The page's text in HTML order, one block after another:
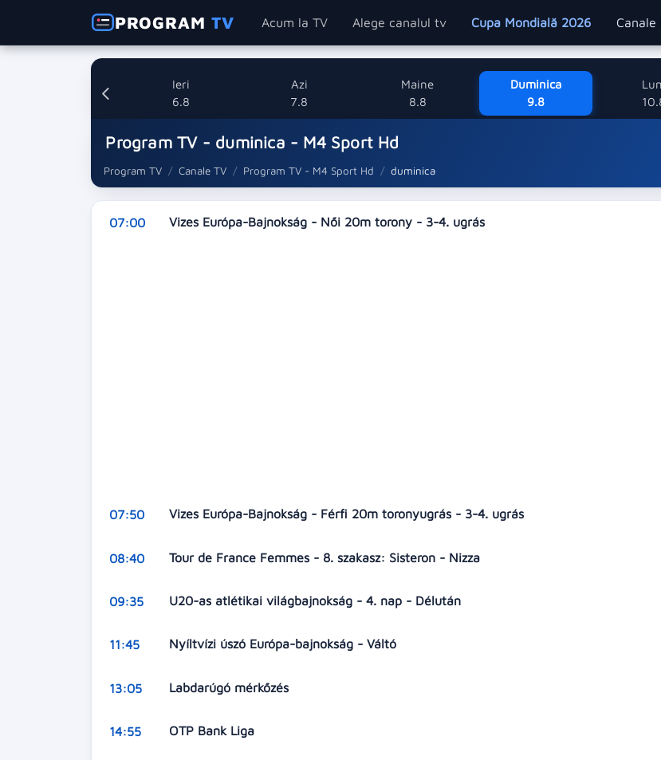
PROGRAMTV Acum la TV Alege canalul tv Cupa Mondială 2026 Canale
Ieri
6.8
Azi
7.8
Maine
8.8
Duminica
9.8
Program TV - duminica - M4 Sport Hd
Program TV Canale TV Program TV - M4 Sport Hd duminica
07:00 Vizes Európa-Bajnokság - Női 20m torony - 3-4. ugrás
07:50 Vizes Európa-Bajnokság - Férfi 20m toronyugrás - 3-4. ugrás
08:40 Tour de France Femmes - 8. szakasz: Sisteron - Nizza
09:35 U20-as atlétikai világbajnokság - 4. nap - Délután
11:45 Nyíltvízi úszó Európa-bajnokság - Váltó
13:05 Labdarúgó mérkőzés
14:55 OTP Bank Liga